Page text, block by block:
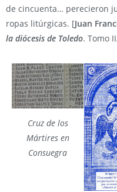
de cincuenta… perecieron
ropas litúrgicas. [Juan
la diócesis de Toledo. Tomo
Cruz de los
Mártires en
Consuegra